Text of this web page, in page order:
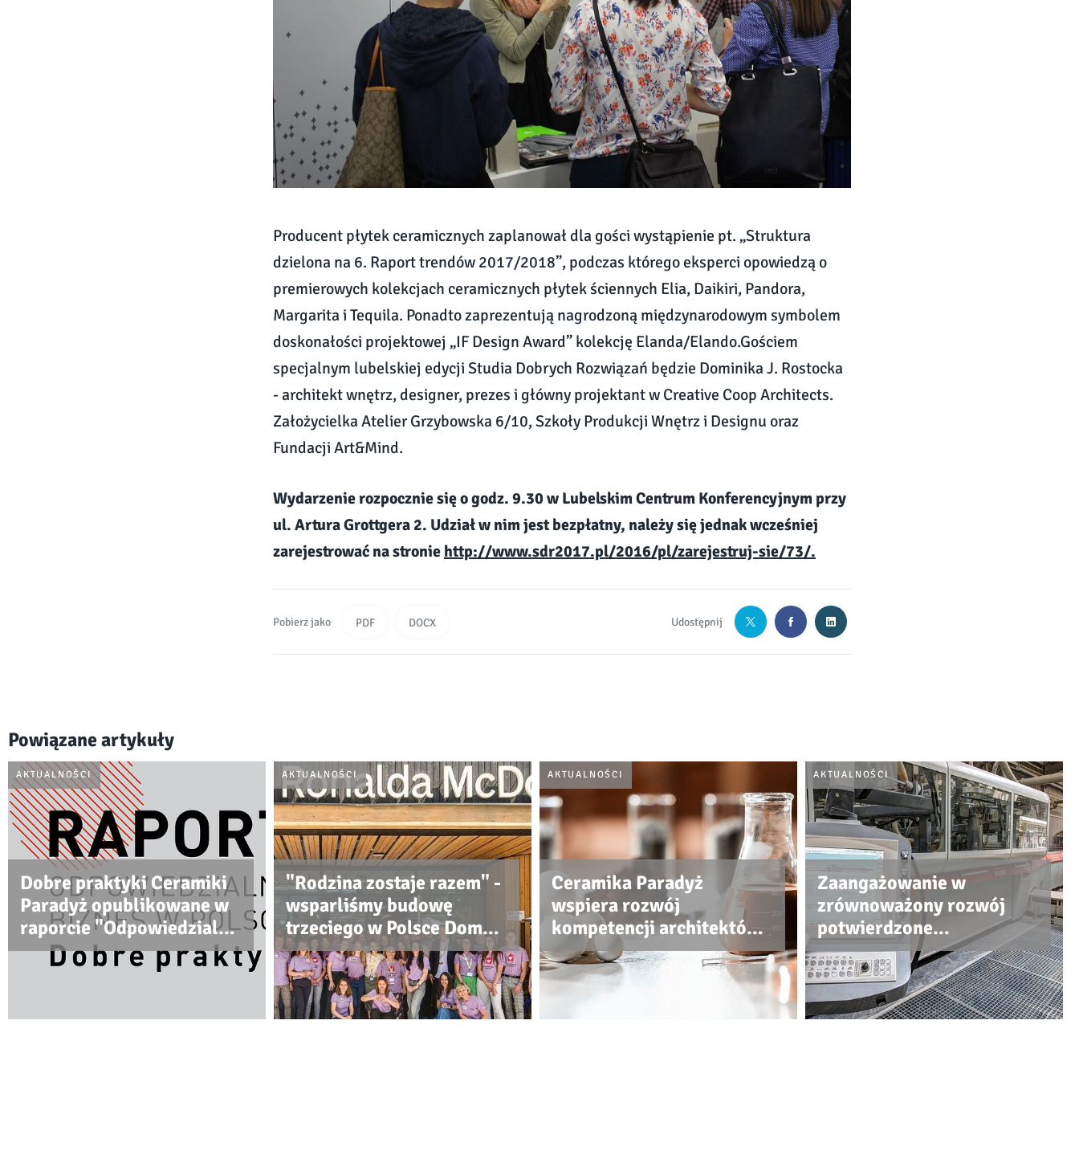
Producent płytek ceramicznych zaplanował dla gości wystąpienie pt. „Struktura
dzielona na 6. Raport trendów 2017/2018”, podczas którego eksperci opowiedzą o
premierowych kolekcjach ceramicznych płytek ściennych Elia, Daikiri, Pandora,
Margarita i Tequila. Ponadto zaprezentują nagrodzoną międzynarodowym symbolem
doskonałości projektowej „IF Design Award” kolekcję Elanda/Elando.Gościem
specjalnym lubelskiej edycji Studia Dobrych Rozwiązań będzie Dominika J. Rostocka
- architekt wnętrz, designer, prezes i główny projektant w Creative Coop Architects.
Założycielka Atelier Grzybowska 6/10, Szkoły Produkcji Wnętrz i Designu oraz
Fundacji Art&Mind.
Wydarzenie rozpocznie się o godz. 9.30 w Lubelskim Centrum Konferencyjnym przy
ul. Artura Grottgera 2. Udział w nim jest bezpłatny, należy się jednak wcześniej
zarejestrować na stronie http://www.sdr2017.pl/2016/pl/zarejestruj-sie/73/.
Pobierz jako PDF DOCX Udostępnij
Powiązane artykuły
AKTUALNOŚCI
Dobre praktyki Ceramiki
Paradyż opublikowane w
raporcie "Odpowiedzialny
biznes w Polsce"
AKTUALNOŚCI
"Rodzina zostaje razem" -
wsparliśmy budowę
trzeciego w Polsce Domu
Ronalda McDonalda
AKTUALNOŚCI
Ceramika Paradyż
wspiera rozwój
kompetencji architektów,
projektantów i
wykonawców
AKTUALNOŚCI
Zaangażowanie w
zrównoważony rozwój
potwierdzone
certyfikatem ISO